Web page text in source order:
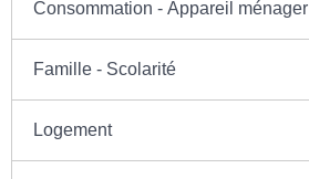
Consommation - Appareil ménager
Famille - Scolarité
Logement